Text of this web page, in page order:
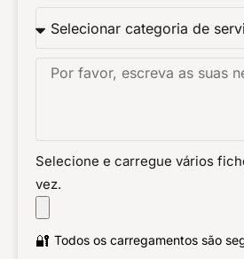
Selecione e carregue vários
vez.
🔐 Todos os carregamentos são